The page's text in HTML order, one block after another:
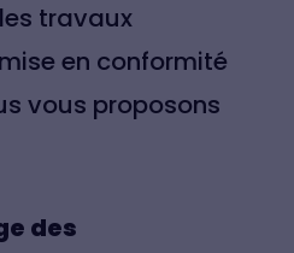
travaux
en conformité
vous proposons
des